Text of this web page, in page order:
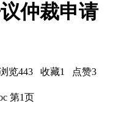
仲裁申请
览443 收藏1
点赞3